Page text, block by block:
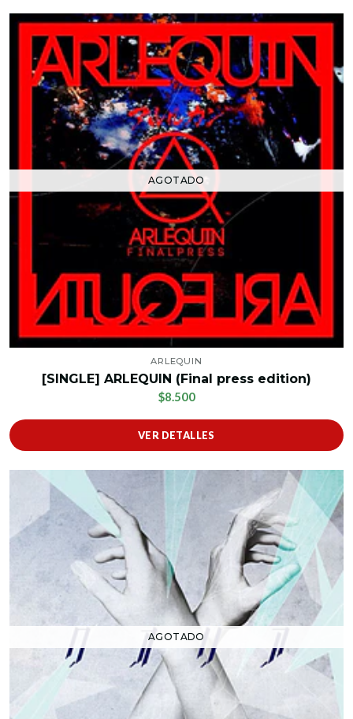
AGOTADO
ARLEQUIN
[SINGLE] ARLEQUIN (Final press edition)
$8.500
VER DETALLES
AGOTADO